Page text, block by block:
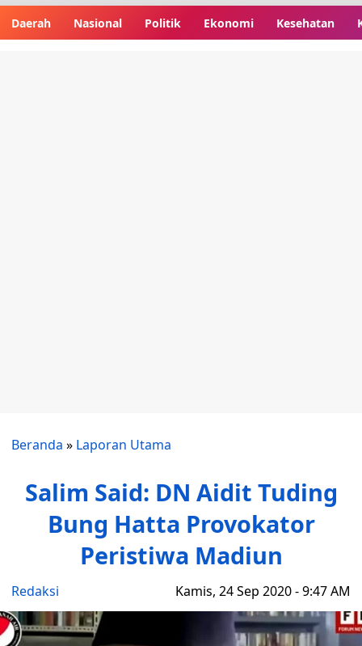
Daerah Nasional Politik Ekonomi Kesehatan
Beranda » Laporan Utama
Salim Said: DN Aidit Tuding
Bung Hatta Provokator
Peristiwa Madiun
Redaksi Kamis, 24 Sep 2020 - 9:47 AM